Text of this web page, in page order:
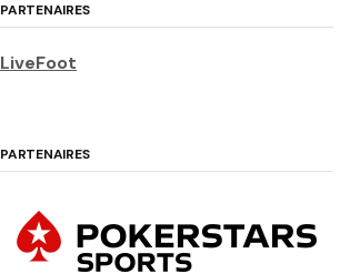
PARTENAIRES
LiveFoot
PARTENAIRES